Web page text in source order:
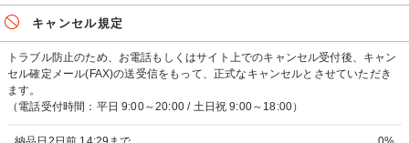
キャンセル規定
トラブル防止のため、お電話もしくはサイト上でのキャンセル受付後、キャン
セル確定メール(FAX)の送受信をもって、正式なキャンセルとさせていただき
ます。
（電話受付時間：平日 9:00～20:00 / 土日祝 9:00～18:00）